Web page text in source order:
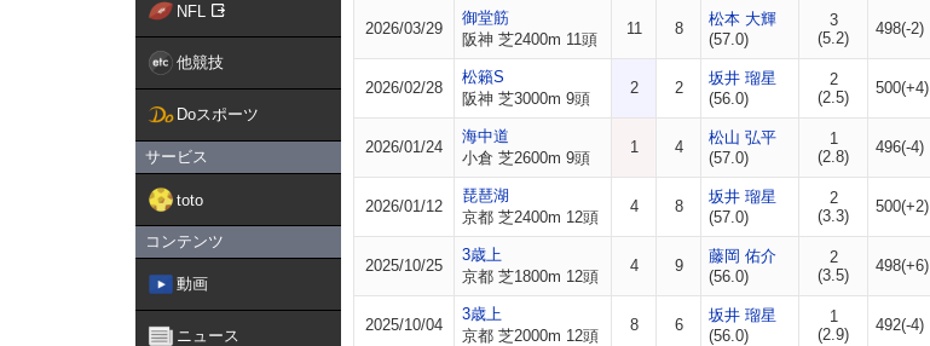
NFL
他競技
Doスポーツ
サービス
toto
コンテンツ
動画
ニュース
2026/03/29
御堂筋
阪神 芝2400m 11頭
11 8
松本 大輝
(57.0)
3
(5.2)
498(-2)
2026/02/28
松籟S
阪神 芝3000m 9頭
2 2
坂井 瑠星
(56.0)
2
(2.5)
500(+4)
2026/01/24
海中道
小倉 芝2600m 9頭
1 4
松山 弘平
(57.0)
1
(2.8)
496(-4)
2026/01/12
琵琶湖
京都 芝2400m 12頭
4 8
坂井 瑠星
(57.0)
2
(3.3)
500(+2)
2025/10/25
3歳上
京都 芝1800m 12頭
4 9
藤岡 佑介
(56.0)
2
(3.5)
498(+6)
2025/10/04
3歳上
京都 芝2000m 12頭
8 6
坂井 瑠星
(56.0)
1
(2.9)
492(-4)